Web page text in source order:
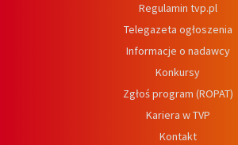
Regulamin tvp.pl
Telegazeta ogłoszenia
Informacje o nadawcy
Konkursy
Zgłoś program (ROPAT)
Kariera w TVP
Kontakt